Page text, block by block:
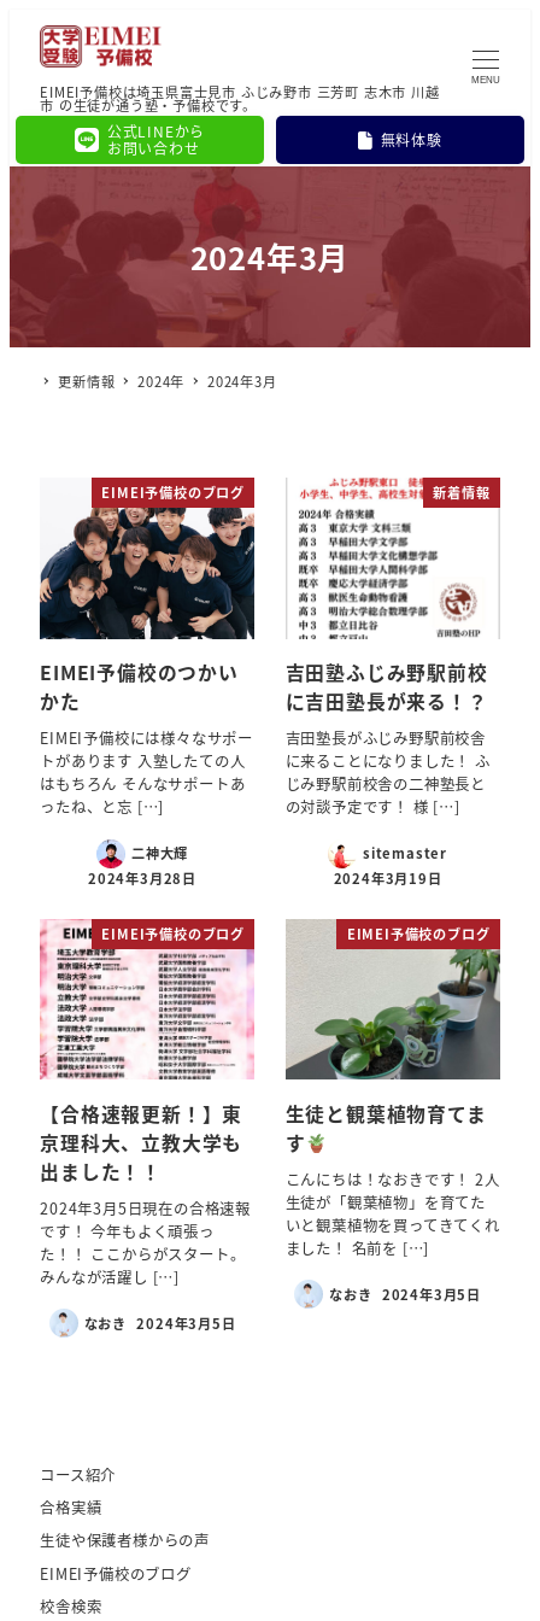
EIMEI予備校は埼玉県富士見市 ふじみ野市 三芳町 志木市 川越
市 の生徒が通う塾・予備校です。
公式LINEから
お問い合わせ
無料体験
MENU
2024年3月
更新情報 2024年 2024年3月
EIMEI予備校のブログ
EIMEI予備校のつかい
かた
EIMEI予備校には様々なサポー
トがあります 入塾したての人
はもちろん そんなサポートあ
ったね、と忘 […]
二神大輝
2024年3月28日
新着情報
吉田塾ふじみ野駅前校
に吉田塾長が来る！？
吉田塾長がふじみ野駅前校舎
に来ることになりました！ ふ
じみ野駅前校舎の二神塾長と
の対談予定です！ 様 […]
sitemaster
2024年3月19日
EIMEI予備校のブログ
【合格速報更新！】東
京理科大、立教大学も
出ました！！
2024年3月5日現在の合格速報
です！ 今年もよく頑張っ
た！！ ここからがスタート。
みんなが活躍し […]
なおき 2024年3月5日
EIMEI予備校のブログ
生徒と観葉植物育てま
す
こんにちは！なおきです！ 2人
生徒が「観葉植物」を育てた
いと観葉植物を買ってきてくれ
ました！ 名前を […]
なおき 2024年3月5日
コース紹介
合格実績
生徒や保護者様からの声
EIMEI予備校のブログ
校舎検索